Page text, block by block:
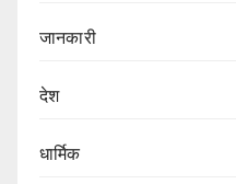
जानकारी
देश
धार्मिक